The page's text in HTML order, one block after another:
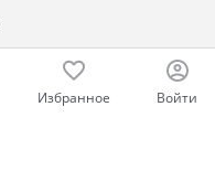
Избранное Войти